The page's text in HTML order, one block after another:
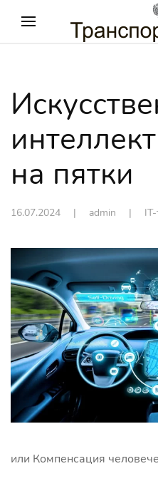
на пятки
16.07.2024 | admin |
или Компенсация